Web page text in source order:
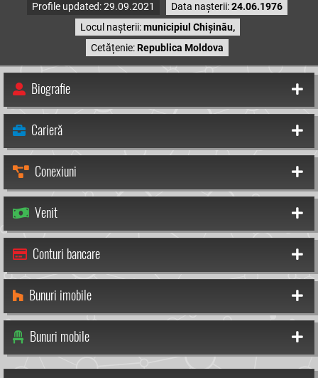
Profile updated: 29.09.2021 Data nașterii:24.06.1976
Locul nașterii:municipiul Chișinău,
Cetățenie:Republica Moldova
Biografie
Carieră
Conexiuni
Venit
Conturi bancare
Bunuri imobile
Bunuri mobile